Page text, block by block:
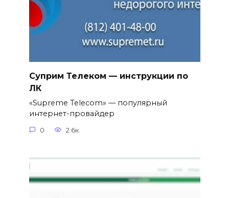
Суприм Телеком — инструкции по
ЛК
«Supreme Telecom» — популярный
интернет-провайдер
0 2.6к.